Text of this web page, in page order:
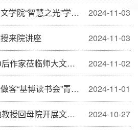
2024-11-03
智慧之光”学术名师讲座
2024-11-03
来院讲座
2024-11-02
大文学院创意写作论坛
2024-11-01
读书会”青年学人系列讲座
2024-10-27
回母院开展文学讲座